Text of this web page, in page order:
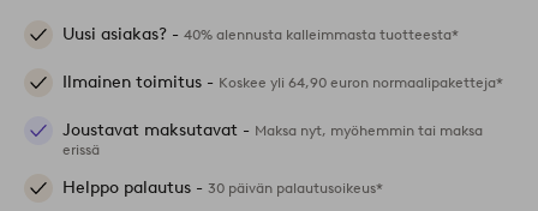
Uusi asiakas? - 40% alennusta kalleimmasta tuotteesta*
Ilmainen toimitus - Koskee yli 64,90 euron normaalipaketteja*
Joustavat maksutavat - Maksa nyt, myöhemmin tai maksa
erissä
Helppo palautus - 30 päivän palautusoikeus*